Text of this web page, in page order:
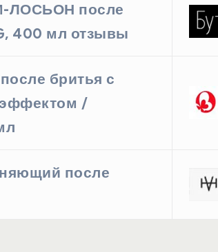
ЛОСЬОН после
400 мл отзывы
бритья с
/
после